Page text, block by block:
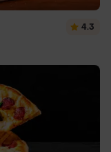
4.3